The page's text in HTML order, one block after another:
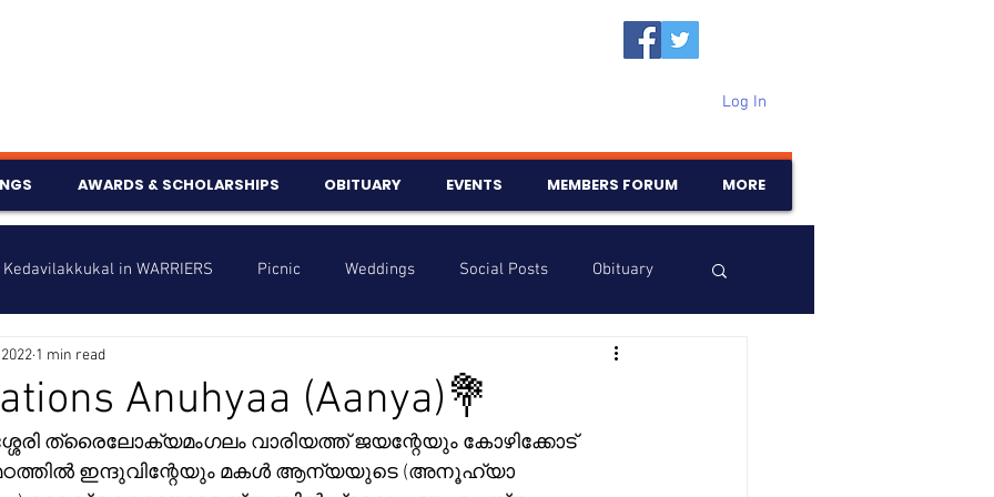
Log In
AWARDS & SCHOLARSHIPS OBITUARY EVENTS MEMBERS FORUM MORE
Kedavilakkukal in WARRIERS Picnic Weddings Social Posts Obituary
Info Birthdays
Anuhyaa (Aanya)💐
1 min read
ത്രൈലോക്യമംഗലം വാരിയത്ത് ജയന്റേയും കോഴിക്കോട്
ഇന്ദുവിന്റേയും മകൾ ആന്യയുടെ (അനൂഹ്യാ